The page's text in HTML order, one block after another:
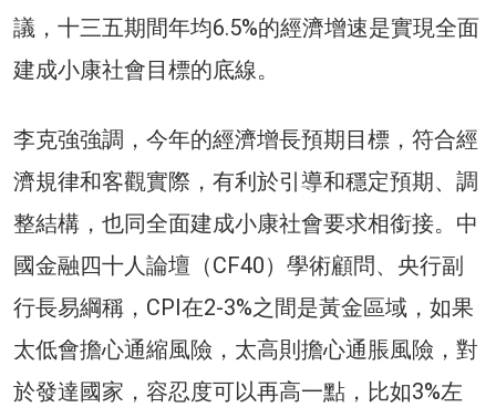
議，十三五期間年均6.5%的經濟增速是實現全面
建成小康社會目標的底線。
李克強強調，今年的經濟增長預期目標，符合經
濟規律和客觀實際，有利於引導和穩定預期、調
整結構，也同全面建成小康社會要求相銜接。中
國金融四十人論壇（CF40）學術顧問、央行副
行長易綱稱，CPI在2-3%之間是黃金區域，如果
太低會擔心通縮風險，太高則擔心通脹風險，對
於發達國家，容忍度可以再高一點，比如3%左